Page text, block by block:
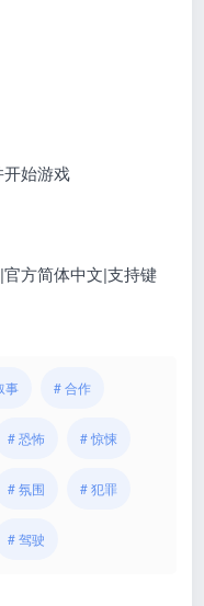
始游戏
方简体中文|支持键
事 # 合作
# 恐怖 # 惊悚
# 氛围 # 犯罪
# 驾驶